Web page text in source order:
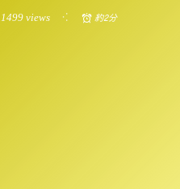
1499 views 約2分